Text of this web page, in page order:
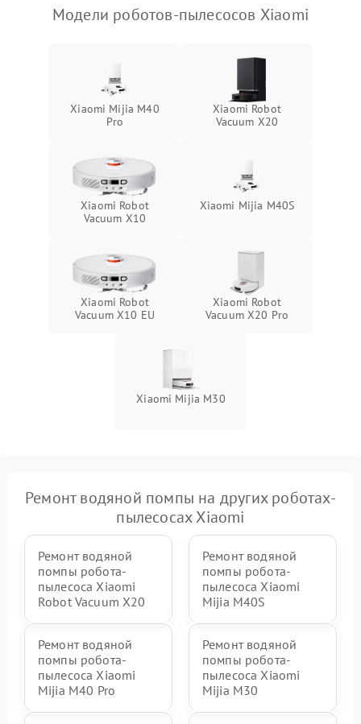
Модели роботов-пылесосов Xiaomi
Xiaomi Mijia M40
Pro
Xiaomi Robot
Vacuum X20
Xiaomi Robot
Vacuum X10
Xiaomi Mijia M40S
Xiaomi Robot
Vacuum X10 EU
Xiaomi Robot
Vacuum X20 Pro
Xiaomi Mijia M30
Ремонт водяной помпы на других роботах-
пылесосах Xiaomi
Ремонт водяной
помпы робота-
пылесоса Xiaomi
Robot Vacuum X20
Ремонт водяной
помпы робота-
пылесоса Xiaomi
Mijia M40S
Ремонт водяной
помпы робота-
пылесоса Xiaomi
Mijia M40 Pro
Ремонт водяной
помпы робота-
пылесоса Xiaomi
Mijia M30